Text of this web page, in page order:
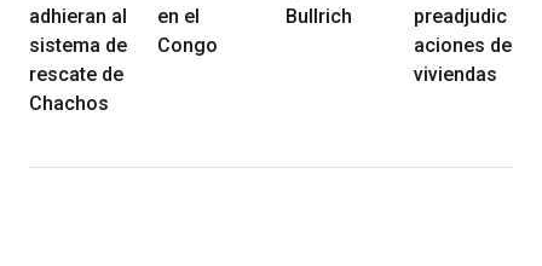
adhieran al
sistema de
rescate de
Chachos
en el
Congo
Bullrich
preadjudic
aciones de
viviendas